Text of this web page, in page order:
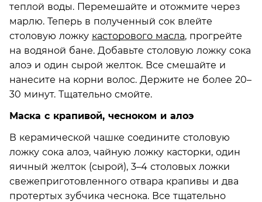
теплой воды. Перемешайте и отожмите через
марлю. Теперь в полученный сок влейте
столовую ложку касторового масла, прогрейте
на водяной бане. Добавьте столовую ложку сока
алоэ и один сырой желток. Все смешайте и
нанесите на корни волос. Держите не более 20–
30 минут. Тщательно смойте.
Маска с крапивой, чесноком и алоэ
В керамической чашке соедините столовую
ложку сока алоэ, чайную ложку касторки, один
яичный желток (сырой), 3–4 столовых ложки
свежеприготовленного отвара крапивы и два
протертых зубчика чеснока. Все тщательно